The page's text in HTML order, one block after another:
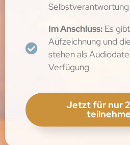
Selbstverantwortung
Im Anschluss: Es
Aufzeichnung und
stehen als
Verfügung
Jetzt für nur